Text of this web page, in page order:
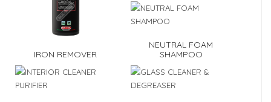
IRON REMOVER
NEUTRAL FOAM
SHAMPOO